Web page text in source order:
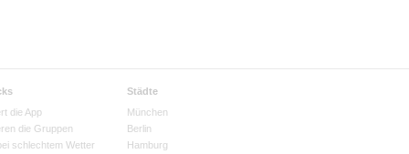
die App
die Gruppen
schlechtem Wetter
Städte
München
Berlin
Hamburg